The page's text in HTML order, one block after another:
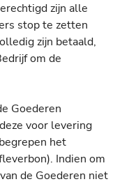
zijn alle
stop te zetten
zijn betaald,
om de
Goederen
voor levering
het
Indien om
de Goederen niet